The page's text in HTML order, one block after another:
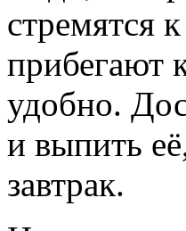
стремятся
прибегают
удобно.
и выпить
завтрак.